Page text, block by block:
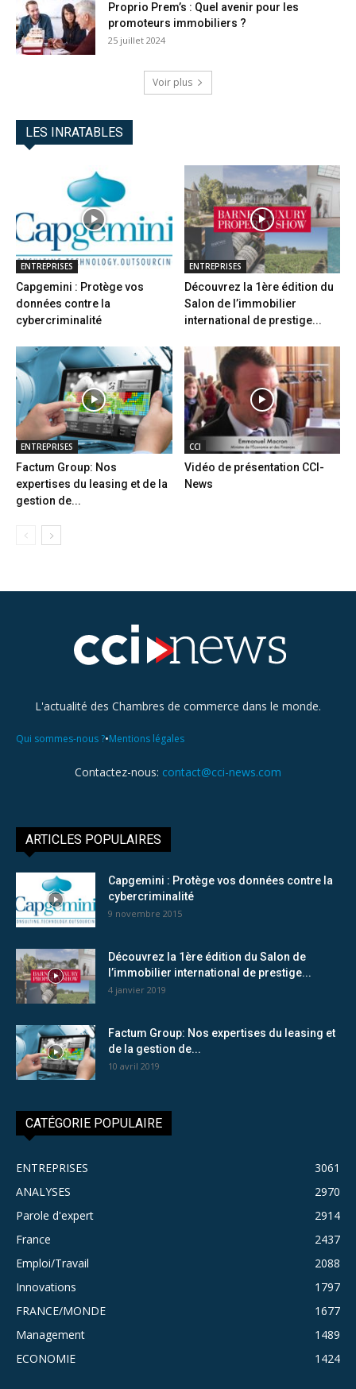
Proprio Prem’s : Quel avenir pour les
promoteurs immobiliers ?
25 juillet 2024
Voir plus
LES INRATABLES
ENTREPRISES
Capgemini : Protège vos
données contre la
cybercriminalité
ENTREPRISES
Découvrez la 1ère édition du
Salon de l’immobilier
international de prestige...
ENTREPRISES
Factum Group: Nos
expertises du leasing et de la
gestion de...
CCI
Vidéo de présentation CCI-
News
L'actualité des Chambres de commerce dans le monde.
Qui sommes-nous ?•Mentions légales
Contactez-nous: contact@cci-news.com
ARTICLES POPULAIRES
Capgemini : Protège vos données contre la
cybercriminalité
9 novembre 2015
Découvrez la 1ère édition du Salon de
l’immobilier international de prestige...
4 janvier 2019
Factum Group: Nos expertises du leasing et
de la gestion de...
10 avril 2019
CATÉGORIE POPULAIRE
ENTREPRISES
3061
ANALYSES
2970
Parole d'expert
2914
France
2437
Emploi/Travail
2088
Innovations
1797
FRANCE/MONDE
1677
Management
1489
ECONOMIE
1424